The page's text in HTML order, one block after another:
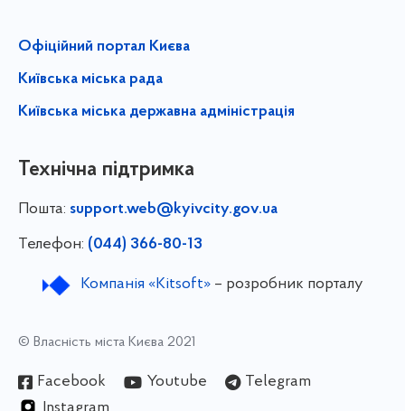
Офіційний портал Києва
Київська міська рада
Київська міська державна адміністрація
Технічна підтримка
Пошта: support.web@kyivcity.gov.ua
Телефон: (044) 366-80-13
Компанія «Kitsoft»– розробник порталу
© Власність міста Києва 2021
Facebook Youtube
Telegram
Instagram